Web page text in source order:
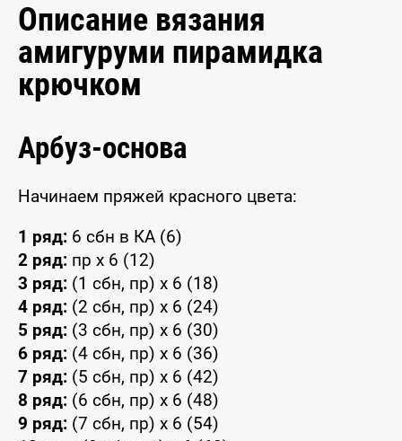
Описание вязания
амигуруми пирамидка
крючком
Арбуз-основа
Начинаем пряжей красного цвета:
1 ряд: 6 сбн в КА (6)
2 ряд: пр x 6 (12)
3 ряд: (1 сбн, пр) x 6 (18)
4 ряд: (2 сбн, пр) x 6 (24)
5 ряд: (3 сбн, пр) x 6 (30)
6 ряд: (4 сбн, пр) x 6 (36)
7 ряд: (5 сбн, пр) x 6 (42)
8 ряд: (6 сбн, пр) x 6 (48)
9 ряд: (7 сбн, пр) x 6 (54)